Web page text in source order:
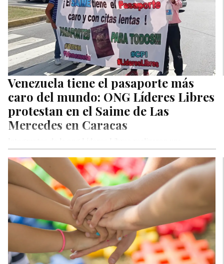
Venezuela tiene el pasaporte más
caro del mundo: ONG Líderes Libres
protestan en el Saime de Las
Mercedes en Caracas
manifestación en la sede del Servicio Administrativo de
Identificación, Migración y Extranjería…